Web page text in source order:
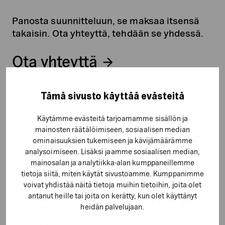
Tämä sivusto käyttää evästeitä
Käytämme evästeitä tarjoamamme sisällön ja
mainosten räätälöimiseen, sosiaalisen median
ominaisuuksien tukemiseen ja kävijämäärämme
analysoimiseen. Lisäksi jaamme sosiaalisen median,
mainosalan ja analytiikka-alan kumppaneillemme
tietoja siitä, miten käytät sivustoamme. Kumppanimme
voivat yhdistää näitä tietoja muihin tietoihin, joita olet
antanut heille tai joita on kerätty, kun olet käyttänyt
heidän palvelujaan.
Panosta suunnitteluun, se maksaa itsensä
takaisin. Ota yhteyttä, tehdään se yhdessä.
Ota yhteyttä
Katso myös
Harkittu
miksi
hitaus
asiakaspolulla